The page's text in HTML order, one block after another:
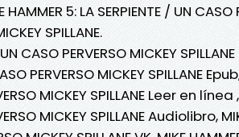
5: LA SERPIENTE / UN CASO
SPILLANE.
CASO PERVERSO MICKEY SPILLANE
PERVERSO MICKEY SPILLANE
MICKEY SPILLANE Leer en línea
MICKEY SPILLANE Audiolibro,